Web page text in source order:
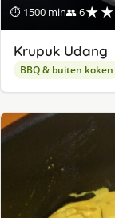
⏱ 1500 min👥 6
Krupuk Udang
BBQ & buiten koken